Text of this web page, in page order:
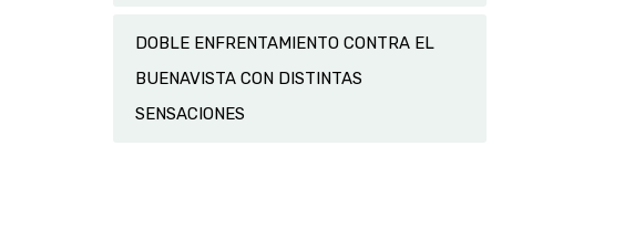
DOBLE ENFRENTAMIENTO CONTRA EL
BUENAVISTA CON DISTINTAS
SENSACIONES